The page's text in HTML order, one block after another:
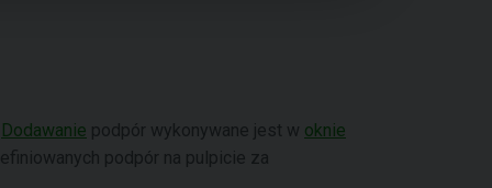
Dodawanie podpór wykonywane jest w oknie
podpór na pulpicie za